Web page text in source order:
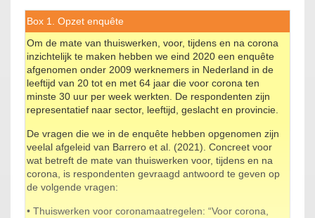
Box 1. Opzet enquête
Om de mate van thuiswerken, voor, tijdens en na corona
inzichtelijk te maken hebben we eind 2020 een enquête
afgenomen onder 2009 werknemers in Nederland in de
leeftijd van 20 tot en met 64 jaar die voor corona ten
minste 30 uur per week werkten. De respondenten zijn
representatief naar sector, leeftijd, geslacht en provincie.
De vragen die we in de enquête hebben opgenomen zijn
veelal afgeleid van Barrero et al. (2021). Concreet voor
wat betreft de mate van thuiswerken voor, tijdens en na
corona, is respondenten gevraagd antwoord te geven op
de volgende vragen:
• Thuiswerken voor coronamaatregelen: “Voor corona,